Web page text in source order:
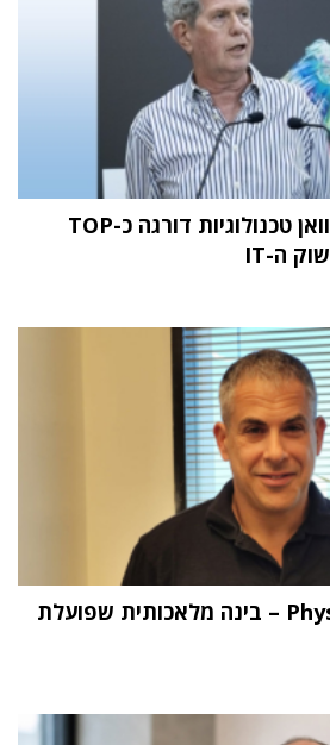
מחקר STKI השנתי: וואן טכנולוגיות דורגה כ-TOP
"העתיד הוא Physical AI – בינה מלאכותית שפועלת